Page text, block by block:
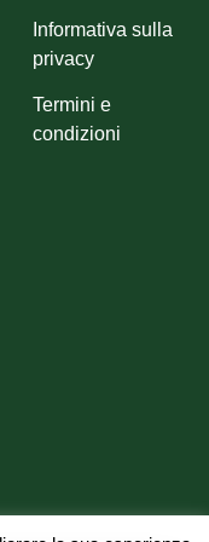
Informativa sulla
privacy
Termini e
condizioni